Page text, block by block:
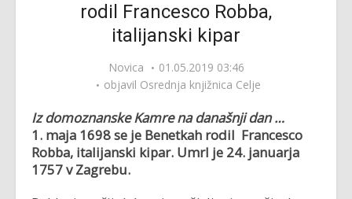
rodil Francesco Robba,
italijanski kipar
Novica
01.05.2019 03:46
objavil Osrednja knjižnica Celje
Iz domoznanske Kamre na današnji dan …
1. maja 1698 se je Benetkah rodil Francesco
Robba, italijanski kipar. Umrl je 24. januarja
1757 v Zagrebu.